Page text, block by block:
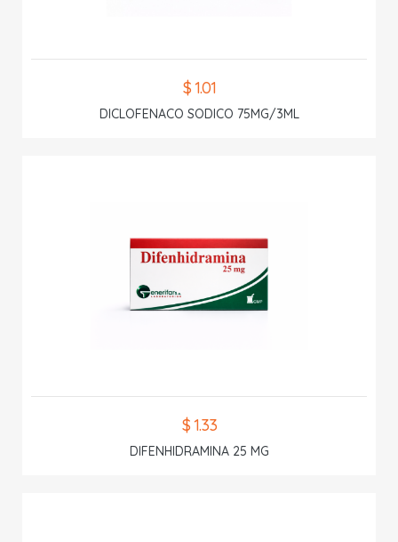
$ 1.01
DICLOFENACO SODICO 75MG/3ML
$ 1.33
DIFENHIDRAMINA 25 MG